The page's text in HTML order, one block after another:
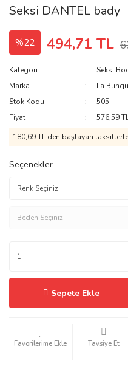
Seksi DANTEL bady
%22 494,71 TL
Kategori
Seksi
Marka
La
Stok Kodu
505
Fiyat
576,59
180,69 TL den başlayan
Seçenekler
Sepete Ekle
Tavsiye Et